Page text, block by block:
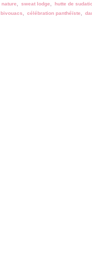
nature sweat lodge hutte de
bivouacs célébration panthéïste